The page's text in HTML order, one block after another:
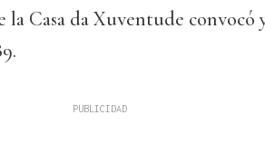
la Casa da Xuventude convocó